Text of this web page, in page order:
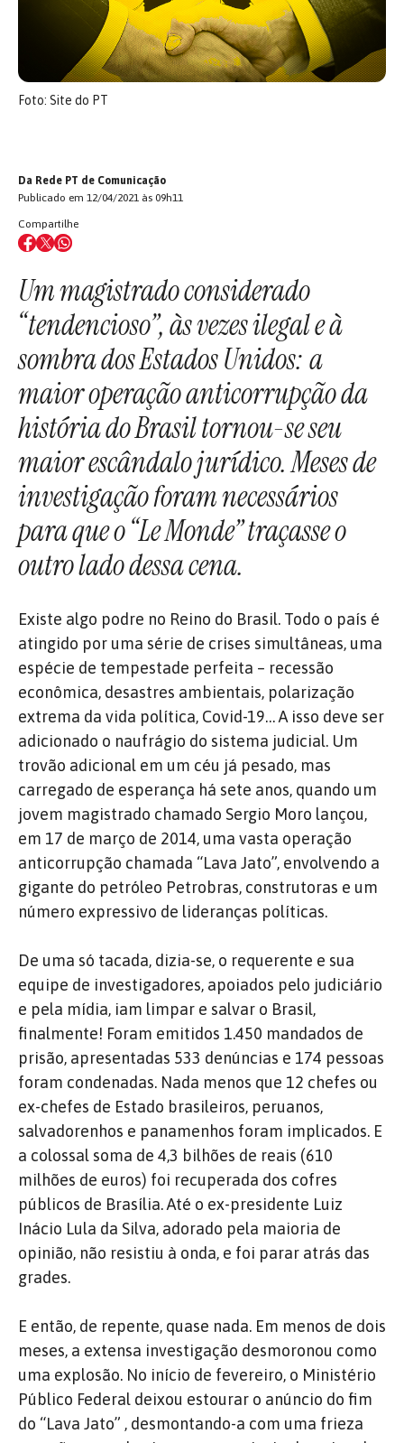
Foto: Site do PT
Da Rede PT de Comunicação
Publicado em 12/04/2021 às 09h11
Compartilhe
Um magistrado considerado
“tendencioso”, às vezes ilegal e à
sombra dos Estados Unidos: a
maior operação anticorrupção da
história do Brasil tornou-se seu
maior escândalo jurídico. Meses de
investigação foram necessários
para que o “Le Monde” traçasse o
outro lado dessa cena.
Existe algo podre no Reino do Brasil. Todo o país é
atingido por uma série de crises simultâneas, uma
espécie de tempestade perfeita – recessão
econômica, desastres ambientais, polarização
extrema da vida política, Covid-19… A isso deve ser
adicionado o naufrágio do sistema judicial. Um
trovão adicional em um céu já pesado, mas
carregado de esperança há sete anos, quando um
jovem magistrado chamado Sergio Moro lançou,
em 17 de março de 2014, uma vasta operação
anticorrupção chamada “Lava Jato”, envolvendo a
gigante do petróleo Petrobras, construtoras e um
número expressivo de lideranças políticas.
De uma só tacada, dizia-se, o requerente e sua
equipe de investigadores, apoiados pelo judiciário
e pela mídia, iam limpar e salvar o Brasil,
finalmente! Foram emitidos 1.450 mandados de
prisão, apresentadas 533 denúncias e 174 pessoas
foram condenadas. Nada menos que 12 chefes ou
ex-chefes de Estado brasileiros, peruanos,
salvadorenhos e panamenhos foram implicados. E
a colossal soma de 4,3 bilhões de reais (610
milhões de euros) foi recuperada dos cofres
públicos de Brasília. Até o ex-presidente Luiz
Inácio Lula da Silva, adorado pela maioria de
opinião, não resistiu à onda, e foi parar atrás das
grades.
E então, de repente, quase nada. Em menos de dois
meses, a extensa investigação desmoronou como
uma explosão. No início de fevereiro, o Ministério
Público Federal deixou estourar o anúncio do fim
do “Lava Jato” , desmontando-a com uma frieza